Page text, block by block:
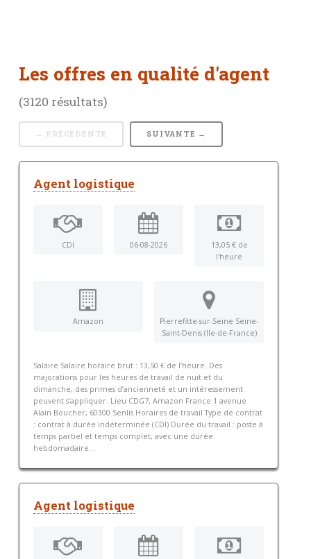
Les offres en qualité d'agent
(3120 résultats)
← PRÉCÉDENTE SUIVANTE →
Agent logistique
CDI 06-08-2026
13,05 € de
l'heure
Amazon
Pierrefitte-sur-Seine Seine-
Saint-Denis (Ile-de-France)
Salaire Salaire horaire brut : 13,50 € de l’heure. Des
majorations pour les heures de travail de nuit et du
dimanche, des primes d’ancienneté et un intéressement
peuvent s’appliquer. Lieu CDG7, Amazon France 1 avenue
Alain Boucher, 60300 Senlis Horaires de travail Type de contrat
: contrat à durée indéterminée (CDI) Durée du travail : poste à
temps partiel et temps complet, avec une durée
hebdomadaire...
Agent logistique